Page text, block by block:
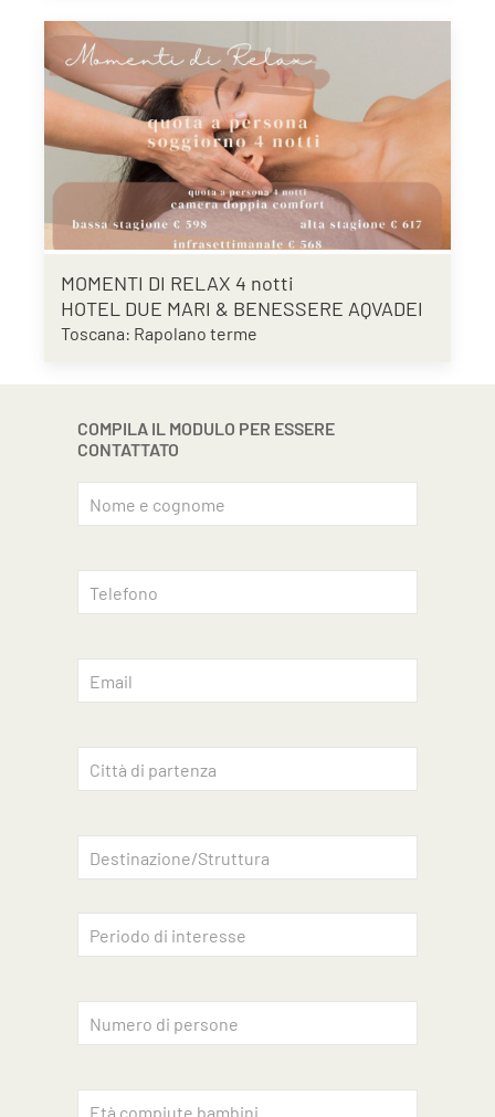
MOMENTI DI RELAX 4 notti
HOTEL DUE MARI & BENESSERE AQVADEI
Toscana: Rapolano terme
COMPILA IL MODULO PER ESSERE
CONTATTATO